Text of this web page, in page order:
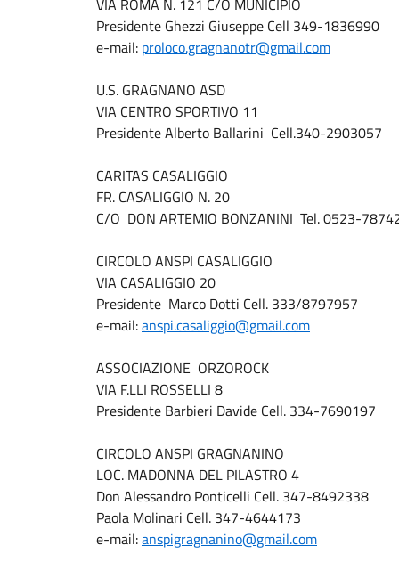
VIA ROMA N. 121 C/O MUNICIPIO
Presidente Ghezzi Giuseppe Cell 349-1836990
e-mail: proloco.gragnanotr@gmail.com
U.S. GRAGNANO ASD
VIA CENTRO SPORTIVO 11
Presidente Alberto Ballarini Cell.340-2903057
CARITAS CASALIGGIO
FR. CASALIGGIO N. 20
C/O DON ARTEMIO BONZANINI Tel. 0523-
CIRCOLO ANSPI CASALIGGIO
VIA CASALIGGIO 20
Presidente Marco Dotti Cell. 333/8797957
e-mail:anspi.casaliggio@gmail.com
ASSOCIAZIONE ORZOROCK
VIA F.LLI ROSSELLI 8
Presidente Barbieri Davide Cell. 334-7690197
CIRCOLO ANSPI GRAGNANINO
LOC. MADONNA DEL PILASTRO 4
Don Alessandro Ponticelli Cell. 347-8492338
Paola Molinari Cell. 347-4644173
e-mail:anspigragnanino@gmail.com